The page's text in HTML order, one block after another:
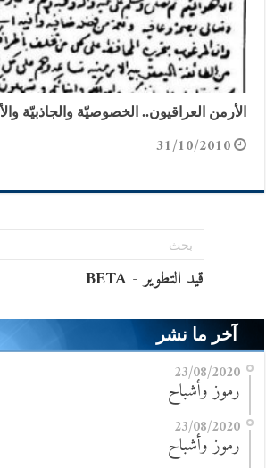
الأرمن العراقيون.. الخصوصيّة والجاذبيّة
31/10/2010
آخر ما نشر
23/08/2020
رموز وأشباح
23/08/2020
رموز وأشباح